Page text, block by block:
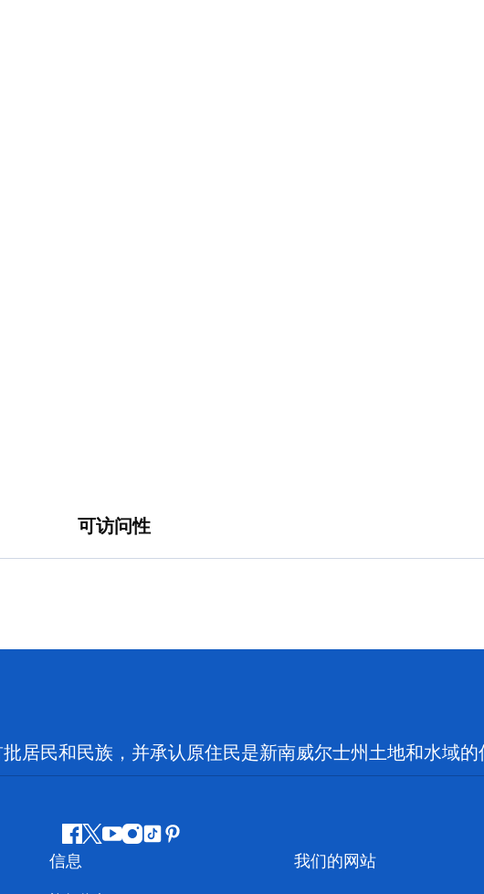
可访问性
居民和民族，并承认原住民是新南威尔士州土地和水域的
Facebook
叽
喳
YouTube
Instagram
抖 Pinterest
信息 我们的网站